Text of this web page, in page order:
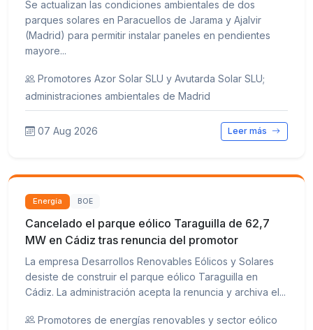
Se actualizan las condiciones ambientales de dos
parques solares en Paracuellos de Jarama y Ajalvir
(Madrid) para permitir instalar paneles en pendientes
mayore...
Promotores Azor Solar SLU y Avutarda Solar SLU;
administraciones ambientales de Madrid
07 Aug 2026 Leer más
Energía BOE
Cancelado el parque eólico Taraguilla de 62,7
MW en Cádiz tras renuncia del promotor
La empresa Desarrollos Renovables Eólicos y Solares
desiste de construir el parque eólico Taraguilla en
Cádiz. La administración acepta la renuncia y archiva el...
Promotores de energías renovables y sector eólico